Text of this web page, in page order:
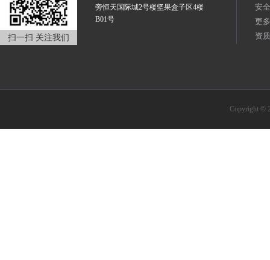
扫一扫 关注我们
旁恒天国际城2号楼坚果盒子区4楼
B01号
安
更
资
Copyright ©